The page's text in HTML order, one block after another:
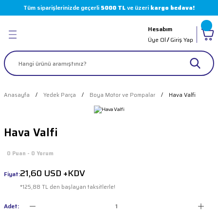
Tüm siparişlerinizde geçerli 5000 TLve üzeri kargo bedava!
Geri Dön
Geri Dön
Geri Dön
Geri Dön
)
Parçaları
Parçaları
Makinesi Parçaları
Parçaları
Hesabım
Üye Ol/Giriş Yap
Anasayfa Yedek Parça Boya Motor ve Pompalar Hava Valfi
Hava Valfi
0 Puan - 0 Yorum
Fiyat:21,60 USD +KDV
*125,88 TL den başlayan taksitlerle!
Adet: